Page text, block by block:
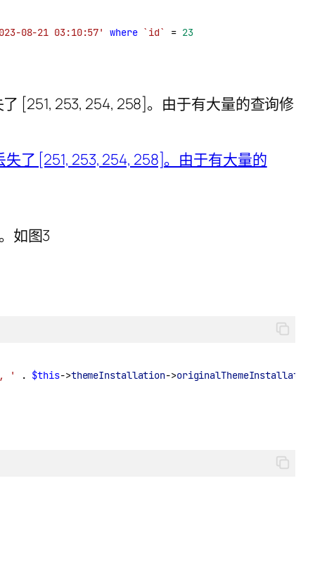
08-21 03:10:57' where `id` = 23
[251, 253, 254, 258]。由于有大量的查询修
如图3
' . $this->themeInstallation->originalThemeInstallation